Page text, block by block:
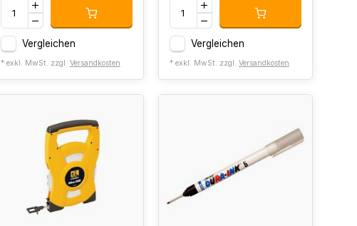
Vergleichen
* exkl. MwSt. zzgl. Versandkosten
Vergleichen
* exkl. MwSt. zzgl. Versandkosten